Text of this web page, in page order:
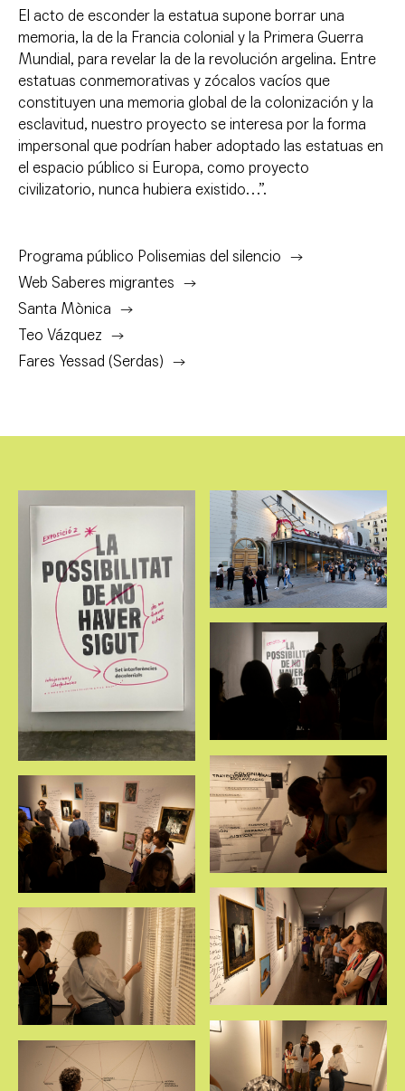
El acto de esconder la estatua supone borrar una
memoria, la de la Francia colonial y la Primera Guerra
Mundial, para revelar la de la revolución argelina. Entre
estatuas conmemorativas y zócalos vacíos que
constituyen una memoria global de la colonización y la
esclavitud, nuestro proyecto se interesa por la forma
impersonal que podrían haber adoptado las estatuas en
el espacio público si Europa, como proyecto
civilizatorio, nunca hubiera existido…”.
Programa público Polisemias del silencio
Web Saberes migrantes
Santa Mònica
Teo Vázquez
Fares Yessad (Serdas)